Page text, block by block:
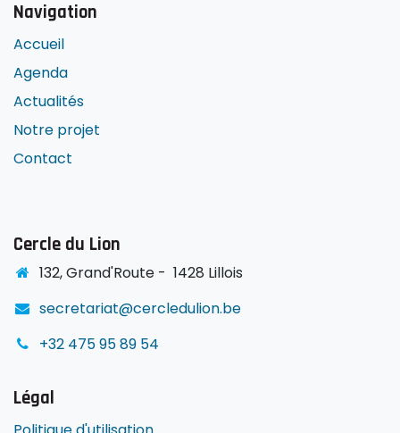
Navigation
Accueil
Agenda
Actualités
Notre projet
Contact
Cercle du Lion
132, Grand'Route - 1428 Lillois
secretariat@cercledulion.be
+32 475 95 89 54
Légal